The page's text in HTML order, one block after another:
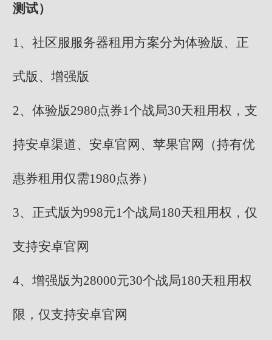
测试）
1、社区服服务器租用方案分为体验版、正
式版、增强版
2、体验版2980点券1个战局30天租用权，支
持安卓渠道、安卓官网、苹果官网（持有优
惠券租用仅需1980点券）
3、正式版为998元1个战局180天租用权，仅
支持安卓官网
4、增强版为28000元30个战局180天租用权
限，仅支持安卓官网